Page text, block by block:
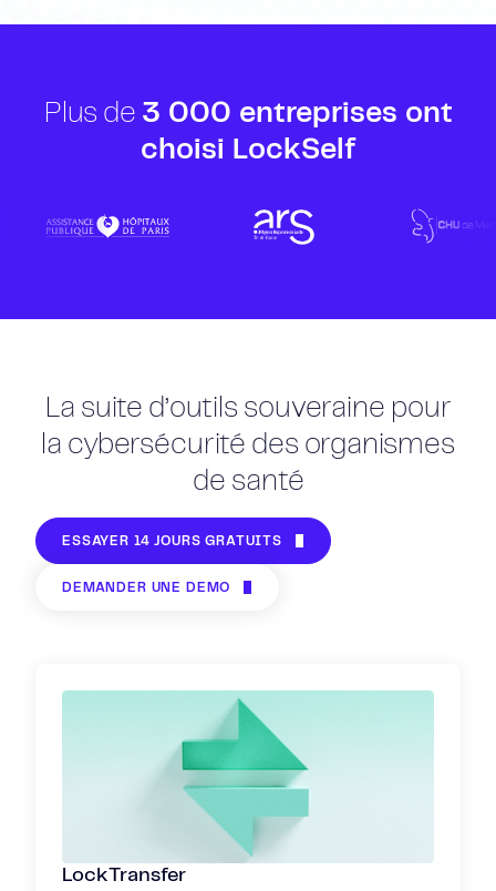
Plus de 3 000 entreprises ont
choisi LockSelf
La suite d’outils souveraine pour
la cybersécurité des organismes
de santé
ESSAYER 14 JOURS GRATUITS
DEMANDER UNE DÉMO
LockTransfer